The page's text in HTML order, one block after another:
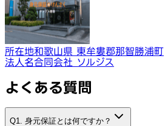
所在地和歌山県 東牟婁郡那智勝浦町
法人名合同会社 ソルジス
よくある質問
Q1. 身元保証とは何ですか？